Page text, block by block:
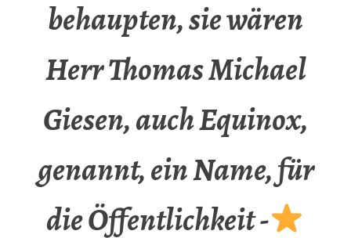
behaupten, sie wären
Herr Thomas Michael
Giesen, auch Equinox,
genannt, ein Name, für
die Öffentlichkeit -